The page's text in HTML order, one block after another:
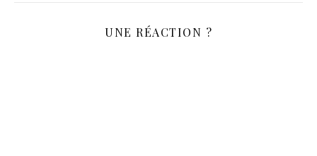
UNE RÉACTION ?